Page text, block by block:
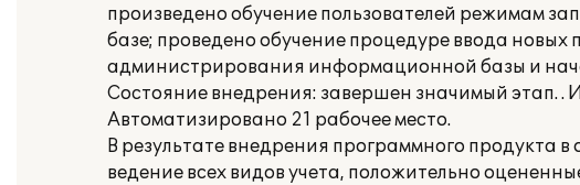
произведено обучение пользователей режимам
базе; проведено обучение процедуре ввода
администрирования информационной базы и
Состояние внедрения: завершен значимый этап. .
Автоматизировано 21 рабочее место.
В результате внедрения программного продукта
ведение всех видов учета, положительно